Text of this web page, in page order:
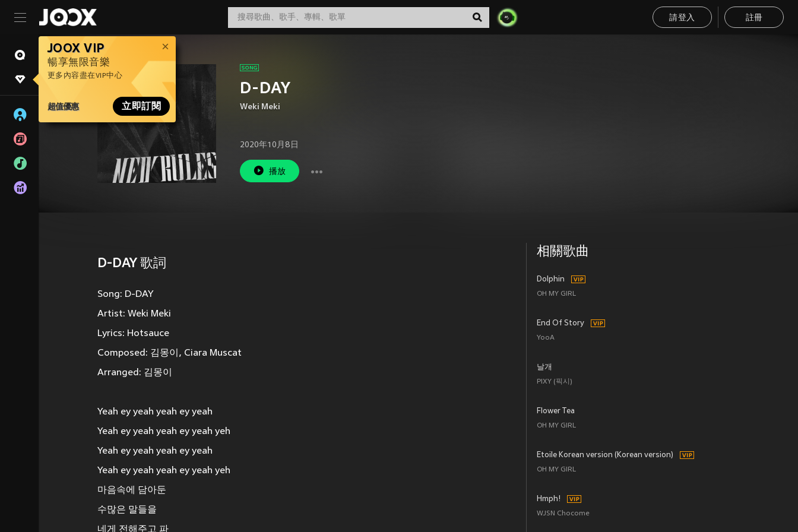
請登入 註冊
JOOX VIP
暢享無限音樂
更多內容盡在VIP中心
超值優惠 立即訂閱
D-DAY
Weki Meki
2020年10月8日
播放
D-DAY 歌詞
Song: D-DAY
Artist: Weki Meki
Lyrics: Hotsauce
Composed: 김몽이, Ciara Muscat
Arranged: 김몽이
Yeah ey yeah yeah ey yeah
Yeah ey yeah yeah ey yeah yeh
Yeah ey yeah yeah ey yeah
Yeah ey yeah yeah ey yeah yeh
마음속에 담아둔
수많은 말들을
네게 전해주고 파
相關歌曲
Dolphin
OH MY GIRL
End Of Story
YooA
날개
PIXY (픽시)
Flower Tea
OH MY GIRL
Etoile Korean version (Korean version)
OH MY GIRL
Hmph!
WJSN Chocome